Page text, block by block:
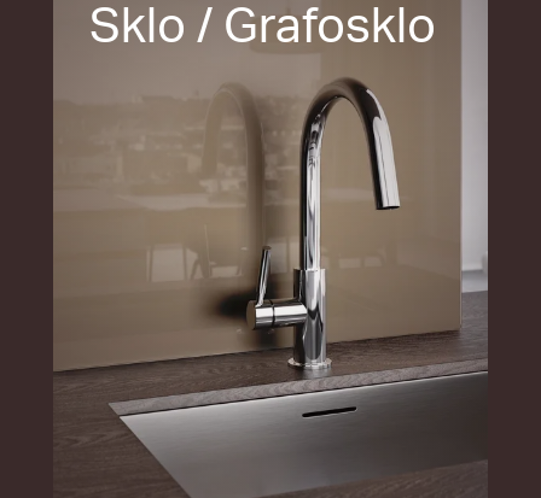
Sklo / Grafosklo